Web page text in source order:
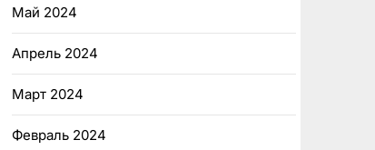
Май 2024
Апрель 2024
Март 2024
Февраль 2024